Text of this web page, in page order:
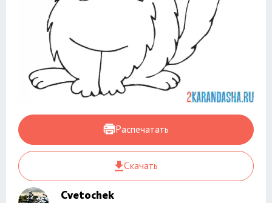
Распечатать
Скачать
Cvetochek